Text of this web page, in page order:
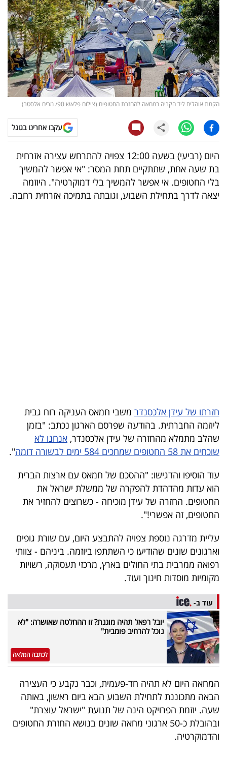
ומחקרים
דעות
רכילות
עסקית
קריפטו
ויראלי
טלוויזיה
עסקי
ספורט
5
המילון
הכלכלי
פודקאסט
40
UNDER
40
שיתופי
פעולה
דרושים
ניוזלטרים
מייל
אדום
הקמת אוהלים ליד הקריה במחאה להחזרת החטופים (צילום פלאש 90/ מרים אלסטר)
עקבו אחרינו בגוגל
היום (רביעי) בשעה 12:00 צפויה להתרחש עצירה אזרחית
בת שעה אחת, שתתקיים תחת המסר: "אי אפשר להמשיך
בלי החטופים. אי אפשר להמשיך בלי דמוקרטיה". היוזמה
יצאה לדרך בתחילת השבוע, וגובתה בתמיכה אזרחית רחבה.
חזרתו של עידן אלכסנדר משבי חמאס העניקה רוח גבית
ליוזמה החברתית. בהודעה שפרסם הארגון נכתב: "בזמן
שהלב מתמלא מהחזרה של עידן אלכסנדר, אנחנו לא
שוכחים את 58 החטופים שמחכים 584 ימים לבשורה דומה
".
עוד הוסיפו והדגישו: "ההסכם של חמאס עם ארצות הברית
הוא עדות מהדהדת להפקרה של ממשלת ישראל את
החטופים. החזרה של עידן מוכיחה - כשרוצים להחזיר את
החטופים, זה אפשרי!".
עליית מדרגה נוספת צפויה להתבצע היום, עם שורת גופים
וארגונים שונים שהודיעו כי השתתפו ביוזמה. ביניהם - צוותי
רפואה ממרבית בתי החולים בארץ, מרכזי תעסוקה, רשויות
מקומיות מוסדות חינוך ועוד.
עוד ב-
יובל רפאל תהיה מוגנת? זו ההחלטה שאושרה: "לא
נוכל להרחיב פומבית"
לכתבה המלאה
המחאה היום לא תהיה חד-פעמית, וכבר נקבע כי העצירה
הבאה מתכוננת לתחילת השבוע הבא ביום ראשון, באותה
שעה. יוזמת הפרויקט הינה של תנועת "ישראל עוצרת"
ובהובלת כ-50 ארגוני מחאה שונים בנושא החזרת החטופים
והדמוקרטיה.